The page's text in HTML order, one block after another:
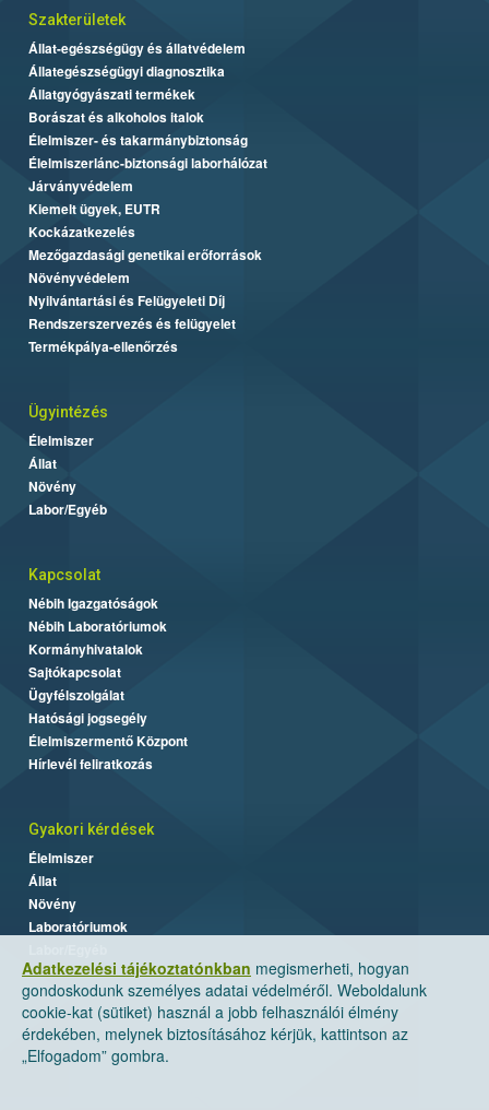
Adatkezelési tájékoztatónkban megismerheti, hogyan
gondoskodunk személyes adatai védelméről. Weboldalunk
cookie-kat (sütiket) használ a jobb felhasználói élmény
érdekében, melynek biztosításához kérjük, kattintson az
„Elfogadom” gombra.
Szakterületek
Állat-egészségügy és állatvédelem
Állategészségügyi diagnosztika
Állatgyógyászati termékek
Borászat és alkoholos italok
Élelmiszer- és takarmánybiztonság
Élelmiszerlánc-biztonsági laborhálózat
Járványvédelem
Kiemelt ügyek, EUTR
Kockázatkezelés
Mezőgazdasági genetikai erőforrások
Növényvédelem
Nyilvántartási és Felügyeleti Díj
Rendszerszervezés és felügyelet
Termékpálya-ellenőrzés
Ügyintézés
Élelmiszer
Állat
Növény
Labor/Egyéb
Kapcsolat
Nébih Igazgatóságok
Nébih Laboratóriumok
Kormányhivatalok
Sajtókapcsolat
Ügyfélszolgálat
Hatósági jogsegély
Élelmiszermentő Központ
Hírlevél feliratkozás
Gyakori kérdések
Élelmiszer
Állat
Növény
Laboratóriumok